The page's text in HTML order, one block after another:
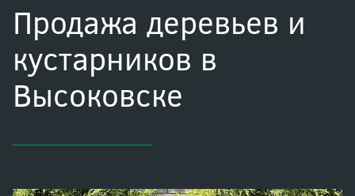
Продажа деревьев и
кустарников в
Высоковске